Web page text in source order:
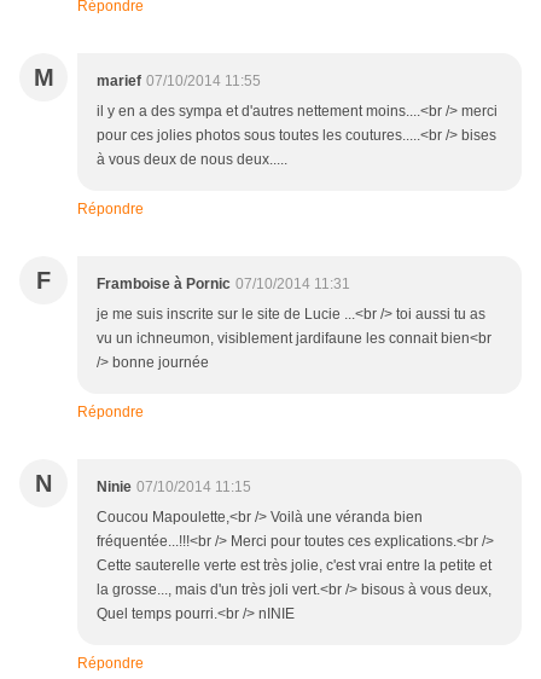
Répondre
M marief 07/10/2014 11:55
il y en a des sympa et d'autres nettement moins....<br /> merci
pour ces jolies photos sous toutes les coutures.....<br /> bises
à vous deux de nous deux.....
Répondre
F Framboise à Pornic 07/10/2014 11:31
je me suis inscrite sur le site de Lucie ...<br /> toi aussi tu as
vu un ichneumon, visiblement jardifaune les connait bien<br
/> bonne journée
Répondre
N Ninie 07/10/2014 11:15
Coucou Mapoulette,<br /> Voilà une véranda bien
fréquentée...!!!<br /> Merci pour toutes ces explications.<br />
Cette sauterelle verte est très jolie, c'est vrai entre la petite et
la grosse..., mais d'un très joli vert.<br /> bisous à vous deux,
Quel temps pourri.<br /> nINIE
Répondre